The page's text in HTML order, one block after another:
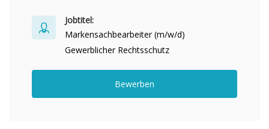
Jobtitel:
Markensachbearbeiter (m/w/d)
Gewerblicher Rechtsschutz
Bewerben